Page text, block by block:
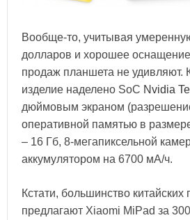
Вообще-то, учитывая
долларов и хорошее
продаж планшета не удивляют.
изделие наделено SoC Nvidia
дюймовым экраном
оперативной памятью в
– 16 Гб, 8-мегапиксельной
аккумулятором на 6700 мА/ч.
Кстати, большинство китайских
предлагают Xiaomi MiPad за